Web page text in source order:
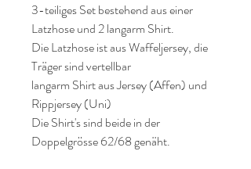
3-teiliges Set bestehend aus einer
Latzhose und 2 langarm Shirt.
Die Latzhose ist aus Waffeljersey, die
Träger sind vertellbar
langarm Shirt aus Jersey (Affen) und
Rippjersey (Uni)
Die Shirt's sind beide in der
Doppelgrösse 62/68 genäht.